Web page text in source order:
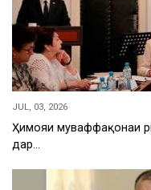
JUL, 03, 2026
Ҳимояи муваффақонаи
дар…